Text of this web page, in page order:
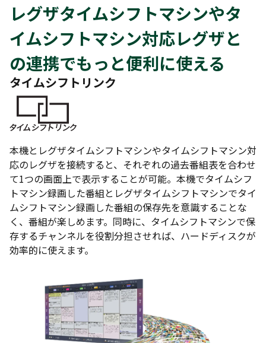
レグザタイムシフトマシンやタ
イムシフトマシン対応レグザと
の連携でもっと便利に使える
タイムシフトリンク
本機とレグザタイムシフトマシンやタイムシフトマシン対
応のレグザを接続すると、それぞれの過去番組表を合わせ
て1つの画面上で表示することが可能。本機でタイムシフ
トマシン録画した番組とレグザタイムシフトマシンでタイ
ムシフトマシン録画した番組の保存先を意識することな
く、番組が楽しめます。同時に、タイムシフトマシンで保
存するチャンネルを役割分担させれば、ハードディスクが
効率的に使えます。